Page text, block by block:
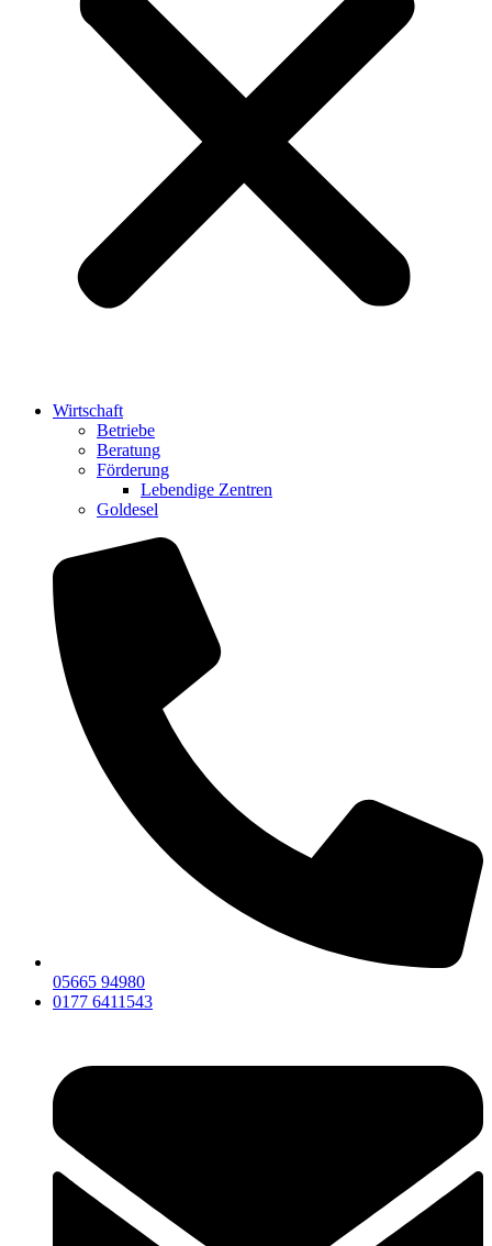
Wirtschaft
Betriebe
Beratung
Förderung
Lebendige Zentren
Goldesel
05665 94980
0177 6411543